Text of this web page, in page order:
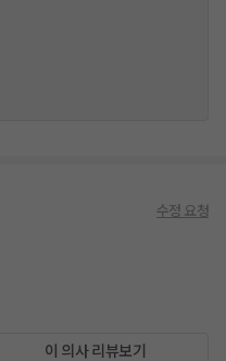
수정 요청
이 의사 리뷰보기